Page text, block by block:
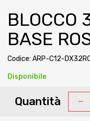
BLOCCO
BASE
Codice: ARP-C12-
Disponibile
Quantità